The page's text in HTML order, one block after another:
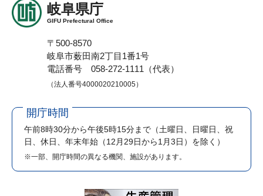
岐阜県庁
GIFU Prefectural Office
〒500-8570
岐阜市薮田南2丁目1番1号
電話番号 058-272-1111（代表）
（法人番号4000020210005）
開庁時間
午前8時30分から午後5時15分まで （土曜日、日曜日、祝
日、休日、年末年始（12月29日から1月3日）を除く）
※一部、開庁時間の異なる機関、施設があります。